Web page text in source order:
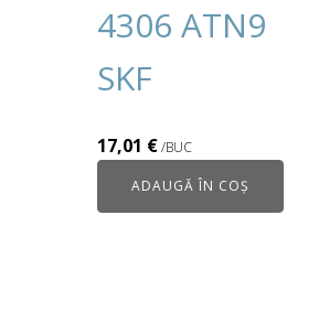
4306 ATN9
SKF
17,01 €/BUC
ADAUGĂ ÎN COȘ